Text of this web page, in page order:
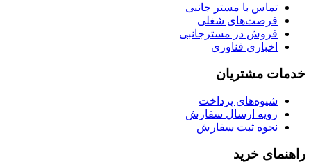
تماس با مستر جانبی
فرصت‌های شغلی
فروش در مسترجانبی
اخباری فناوری
خدمات مشتریان
شیوه‌های پرداخت
رویه ارسال سفارش
نحوه ثبت سفارش
راهنمای خرید